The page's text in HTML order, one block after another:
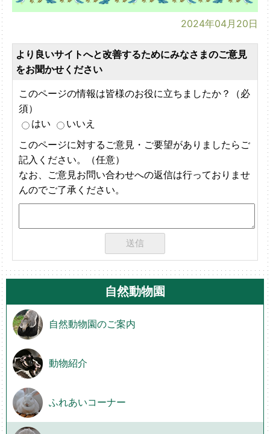
2024年04月20日
より良いサイトへと改善するためにみなさまのご意見
をお聞かせください
このページの情報は皆様のお役に立ちましたか？（必
須）
はい
いいえ
このページに対するご意見・ご要望がありましたらご
記入ください。（任意）
なお、ご意見お問い合わせへの返信は行っておりませ
んのでご了承ください。
自然動物園
自然動物園のご案内
動物紹介
ふれあいコーナー